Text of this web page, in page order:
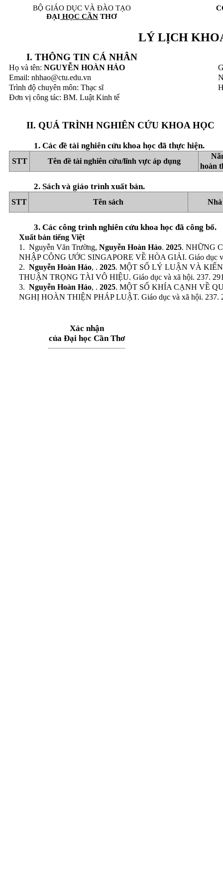
BỘ GIÁO DỤC VÀ ĐÀO TẠO
ĐẠI HỌC CẦN THƠ
LÝ LỊCH
I. THÔNG TIN CÁ NHÂN
Họ và tên: NGUYỄN HOÀN HẢO
Email: nhhao@ctu.edu.vn
Trình độ chuyên môn: Thạc sĩ
Đơn vị công tác: BM. Luật Kinh tế
II. QUÁ TRÌNH NGHIÊN CỨU KHOA HỌC
1. Các đề tài nghiên cứu khoa học đã thực hiện.
STT Tên đề tài nghiên cứu/lĩnh vực áp dụng
hoàn
2. Sách và giáo trình xuất bản.
STT Tên sách
3. Các công trình nghiên cứu khoa học đã công bố.
Xuất bản tiếng Việt
1. Nguyễn Văn Trường, Nguyễn Hoàn Hảo. 2025. NHỮNG
NHẬP CÔNG ƯỚC SINGAPORE VỀ HÒA GIẢI. Giáo dục
2. Nguyễn Hoàn Hảo, . 2025. MỘT SỐ LÝ LUẬN VÀ
THUẬN TRỌNG TÀI VÔ HIỆU. Giáo dục và xã hội. 237.
3. Nguyễn Hoàn Hảo, . 2025. MỘT SỐ KHÍA CẠNH VỀ
NGHỊ HOÀN THIỆN PHÁP LUẬT. Giáo dục và xã hội. 237.
Xác nhận
của Đại học Cần Thơ